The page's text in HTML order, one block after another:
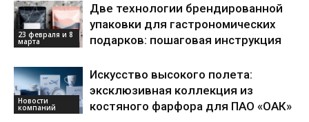
23 февраля и 8
марта
Две технологии брендированной
упаковки для гастрономических
подарков: пошаговая инструкция
Новости
компаний
Искусство высокого полета:
эксклюзивная коллекция из
костяного фарфора для ПАО «ОАК»